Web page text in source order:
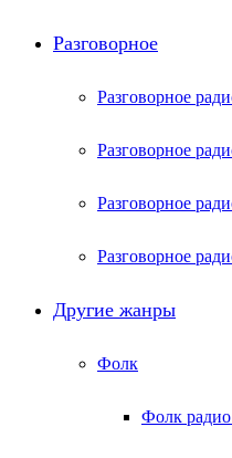
Разговорное
Разговорное
Разговорное
Разговорное
Разговорное
Другие жанры
Фолк
Фолк